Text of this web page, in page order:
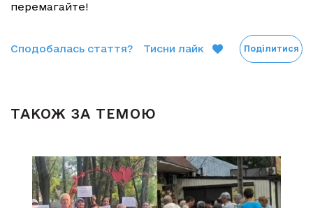
перемагайте!
Сподобалась стаття? Тисни лайк Поділитися
ТАКОЖ ЗА ТЕМОЮ